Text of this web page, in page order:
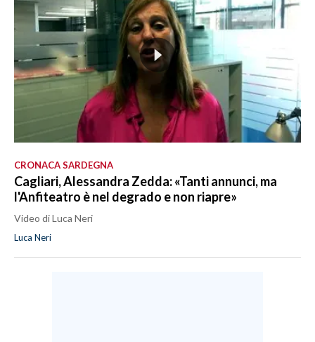
CRONACA SARDEGNA
Cagliari, Alessandra Zedda: «Tanti annunci, ma
l'Anfiteatro è nel degrado e non riapre»
Video di Luca Neri
Luca Neri